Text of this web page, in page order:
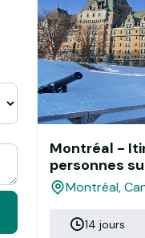
Montréal -
personnes
Montréal,
14 jours